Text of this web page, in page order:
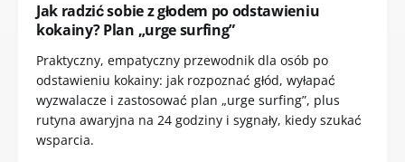
Jak radzić sobie z głodem po odstawieniu
kokainy? Plan „urge surfing”
Praktyczny, empatyczny przewodnik dla osób po
odstawieniu kokainy: jak rozpoznać głód, wyłapać
wyzwalacze i zastosować plan „urge surfing”, plus
rutyna awaryjna na 24 godziny i sygnały, kiedy szukać
wsparcia.